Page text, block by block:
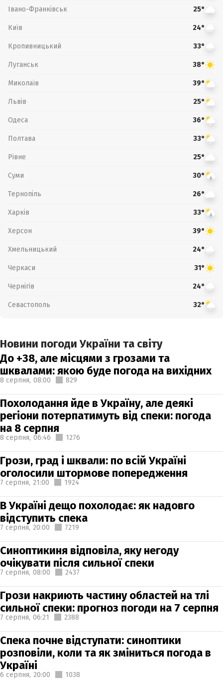
Івано-Франківськ 25°
Київ 24°
Кропивницький 33°
Луганськ 38°
Миколаїв 39°
Львів 25°
Одеса 36°
Полтава 33°
Рівне 25°
Суми 30°
Тернопіль 26°
Харків 33°
Херсон 39°
Хмельницький 24°
Черкаси 31°
Чернігів 24°
Севастополь 32°
Новини погоди України та світу
До +38, але місцями з грозами та
шквалами: якою буде погода на вихідних
8 серпня, 08:00 829
Похолодання йде в Україну, але деякі
регіони потерпатимуть від спеки: погода
на 8 серпня
8 серпня, 06:46 1276
Грози, град і шквали: по всій Україні
оголосили штормове попередження
7 серпня, 21:00 1924
В Україні дещо похолодає: як надовго
відступить спека
7 серпня, 20:00 7219
Синоптикиня відповіла, яку негоду
очікувати після сильної спеки
7 серпня, 08:00 2437
Грози накриють частину областей на тлі
сильної спеки: прогноз погоди на 7 серпня
7 серпня, 06:21 2388
Спека почне відступати: синоптики
розповіли, коли та як зміниться погода в
Україні
6 серпня, 20:00 1038